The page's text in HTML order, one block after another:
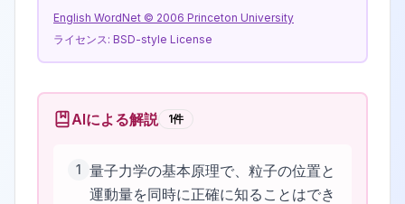
English WordNet © 2006 Princeton University
ライセンス: BSD-style License
AIによる解説 1件
1 量子力学の基本原理で、粒子の位置と
運動量を同時に正確に知ることはでき